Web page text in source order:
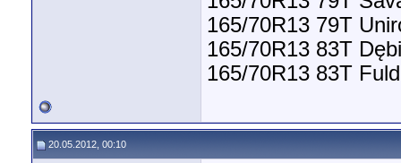
165/70R13 79T
165/70R13 83T
165/70R13 83T
20.05.2012, 00:10